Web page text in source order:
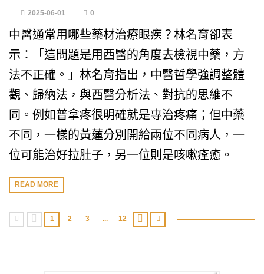
2025-06-01 0
中醫通常用哪些藥材治療眼疾？林名育卻表
示：「這問題是用西醫的角度去檢視中藥，方
法不正確。」林名育指出，中醫哲學強調整體
觀、歸納法，與西醫分析法、對抗的思維不
同。例如普拿疼很明確就是專治疼痛；但中藥
不同，一樣的黃蓮分別開給兩位不同病人，一
位可能治好拉肚子，另一位則是咳嗽痊癒。
READ MORE
1 2 3 ... 12